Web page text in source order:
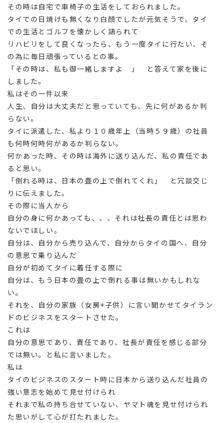
その時は自宅で車椅子の生活をしておられました。
タイでの日焼けも無くなり白顔でしたが元気そうで、タイ
での生活とゴルフを懐かしく語られて
リハビリをして良くなったら、もう一度タイに行たい、そ
の為に毎日頑張っているとの事。
「その時は、私も御一緒しますよ 」 と答えて家を後に
しました。
私はその一件以来
人生、自分は大丈夫だと思っていても、先に何があるか判
らない。
タイに派遣した、私より１０歳年上（当時５９歳）の社員
も何時何時何があるか判らない。
何かあった時、その時は海外に送り込んだ、私の責任であ
ると思い。
「倒れる時は、日本の畳の上で倒れてくれ」 と冗談交じ
りに伝えました。
その際に当人から
自分の身に何かあっても、、、それは社長の責任とは思わ
ないでほしい。
自分は、自分から売り込んで、自分からタイの国へ、自分
の意思で乗り込んだ
自分が初めてタイに着任する際に
自分は、もう日本の畳の上で倒れる事は無いかもしれな
い。
それを、自分の家族（女房+子供）に言い聞かせてタイラン
ドのビジネスをスタートさせた。
これは
自分の意思であり、責任であり、社長が責任を感じる部分
では無い。と私に言いました。
私は
タイのビジネスのスタート時に日本から送り込んだ社員の
強い意志を始めて見せ付けられ
それまで私の持ち合せていない、ヤマト魂を見せ付けられ
た思いがして心が打たれました。